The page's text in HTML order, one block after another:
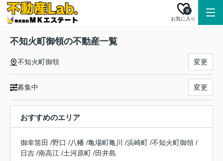
お気に入り
0
不知火町御領の不動産一覧
不知火町御領 変更
募集中 変更
おすすめのエリア
御幸笛田 /野口 /八幡 /亀場町亀川 /浜崎町 /不知火町御領 /
日吉 /南高江 /土河原町 /田井島